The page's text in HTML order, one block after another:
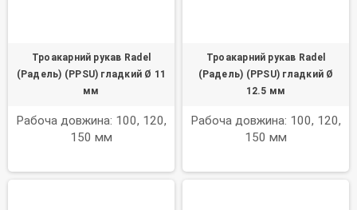
Троакарний рукав Radel
(Радель) (PPSU) гладкий Ø 11
мм
Рабоча довжина: 100, 120,
150 мм
Троакарний рукав Radel
(Радель) (PPSU) гладкий Ø
12.5 мм
Рабоча довжина: 100, 120,
150 мм